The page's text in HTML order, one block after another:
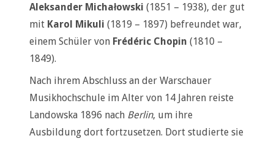
Aleksander Michałowski (1851 – 1938), der gut
mit Karol Mikuli (1819 – 1897) befreundet war,
einem Schüler von Frédéric Chopin (1810 –
1849).
Nach ihrem Abschluss an der Warschauer
Musikhochschule im Alter von 14 Jahren reiste
Landowska 1896 nach Berlin, um ihre
Ausbildung dort fortzusetzen. Dort studierte sie